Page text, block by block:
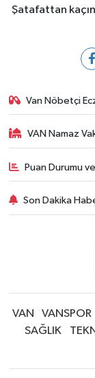
Şatafattan
Van Nöbetçi
VAN Namaz
Puan Durumu
Son Dakika
VAN VANSPOR
SAĞLIK